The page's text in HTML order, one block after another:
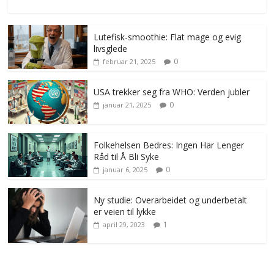
Lutefisk-smoothie: Flat mage og evig
livsglede
februar 21, 2025 0
USA trekker seg fra WHO: Verden jubler
januar 21, 2025 0
Folkehelsen Bedres: Ingen Har Lenger
Råd til Å Bli Syke
januar 6, 2025 0
Ny studie: Overarbeidet og underbetalt
er veien til lykke
april 29, 2023 1